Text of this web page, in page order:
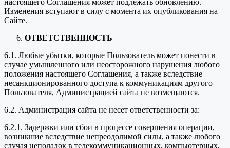
Изменения вступают в силу с момента их опубликования на
Сайте.
ОТВЕТСТВЕННОСТЬ
6.1. Любые убытки, которые Пользователь может понести в
случае умышленного или неосторожного нарушения любого
положения настоящего Соглашения, а также вследствие
несанкционированного доступа к коммуникациям другого
Пользователя, Администрацией сайта не возмещаются.
6.2. Администрация сайта не несет ответственности за:
6.2.1. Задержки или сбои в процессе совершения операции,
возникшие вследствие непреодолимой силы, а также любого
случая неполадок в телекоммуникационных, компьютерных,